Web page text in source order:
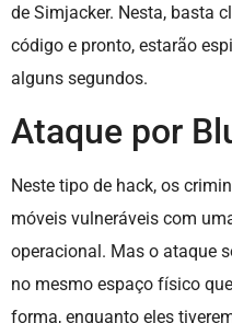
de Simjacker. Nesta, basta
código e pronto, estarão
alguns segundos.
Ataque por
Neste tipo de hack, os
móveis vulneráveis com
operacional. Mas o ataque
no mesmo espaço físico
forma, enquanto eles